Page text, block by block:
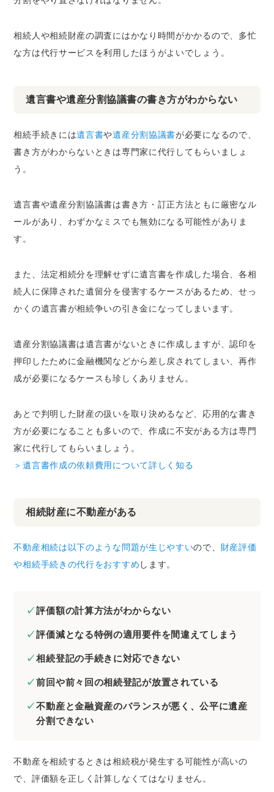
相続人や相続財産の調査にはかなり時間がかかるので、多忙
な方は代行サービスを利用したほうがよいでしょう。
遺言書や遺産分割協議書の書き方がわからない
相続手続きには遺言書や遺産分割協議書が必要になるので、
書き方がわからないときは専門家に代行してもらいましょ
う。
遺言書や遺産分割協議書は書き方・訂正方法ともに厳密なル
ールがあり、わずかなミスでも無効になる可能性がありま
す。
また、法定相続分を理解せずに遺言書を作成した場合、各相
続人に保障された遺留分を侵害するケースがあるため、せっ
かくの遺言書が相続争いの引き金になってしまいます。
遺産分割協議書は遺言書がないときに作成しますが、認印を
押印したために金融機関などから差し戻されてしまい、再作
成が必要になるケースも珍しくありません。
あとで判明した財産の扱いを取り決めるなど、応用的な書き
方が必要になることも多いので、作成に不安がある方は専門
家に代行してもらいましょう。
＞遺言書作成の依頼費用について詳しく知る
相続財産に不動産がある
不動産相続は以下のような問題が生じやすいので、 財産評価
や相続手続きの代行をおすすめ します。
評価額の計算方法がわからない
評価減となる特例の適用要件を間違えてしまう
相続登記の手続きに対応できない
前回や前々回の相続登記が放置されている
不動産と金融資産のバランスが悪く、公平に遺産
分割できない
不動産を相続するときは相続税が発生する可能性が高いの
で、評価額を正しく計算しなくてはなりません。